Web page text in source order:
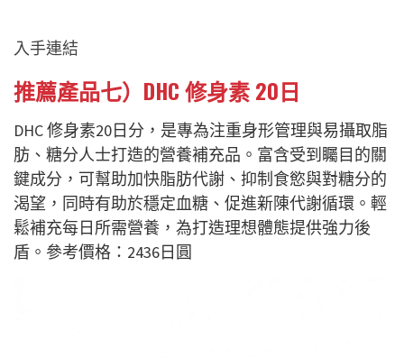
入手連結
推薦產品七）DHC 修身素 20日
DHC修身素20日分，是專為注重身形管理與易攝取脂
肪、糖分人士打造的營養補充品。富含受到矚目的關
鍵成分，可幫助加快脂肪代謝、抑制食慾與對糖分的
渴望，同時有助於穩定血糖、促進新陳代謝循環。輕
鬆補充每日所需營養，為打造理想體態提供強力後
盾。參考價格：2436日圓